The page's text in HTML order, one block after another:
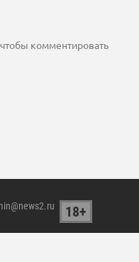
комментировать
18+